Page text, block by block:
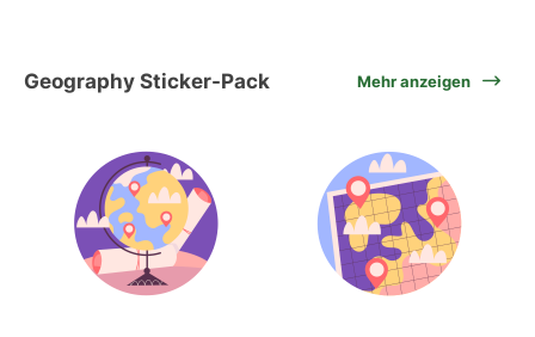
Geography Sticker-Pack Mehr anzeigen